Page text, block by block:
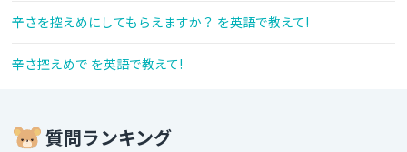
辛さを控えめにしてもらえますか？ を英語で教えて!
辛さ控えめで を英語で教えて!
質問ランキング